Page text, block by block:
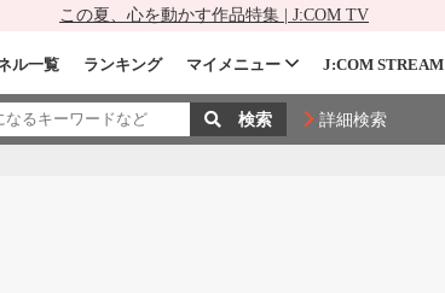
この夏、心を動かす作品特集 | J:COM TV
ル一覧 ランキング マイメニュー J:COM STREAM
詳細検索